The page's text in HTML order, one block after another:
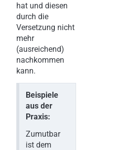
hat und diesen
durch die
Versetzung nicht
mehr
(ausreichend)
nachkommen
kann.
Beispiele
aus der
Praxis:
Zumutbar
ist dem